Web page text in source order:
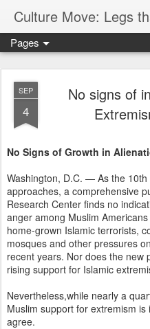
Pages
SEP
4
No signs of
No Signs of Growth in
Washington, D.C. — As the
approaches, a comprehensive
Research Center finds no
anger among Muslim
home-grown Islamic terrorists,
mosques and other pressures
recent years. Nor does the new
rising support for Islamic
Nevertheless,while nearly a
Muslim support for extremism
agree.